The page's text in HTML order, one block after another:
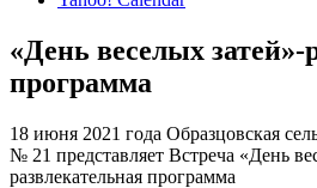
«День веселых затей»-
программа
18 июня 2021 года Образцовская
№ 21 представляет Встреча «День
развлекательная программа